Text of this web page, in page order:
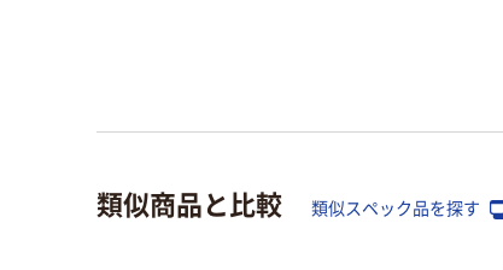
類似商品と比較 類似スペック品を探す